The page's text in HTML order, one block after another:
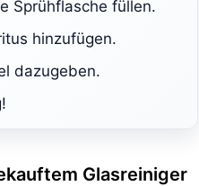
Sprühflasche füllen.
hinzufügen.
dazugeben.
Glasreiniger